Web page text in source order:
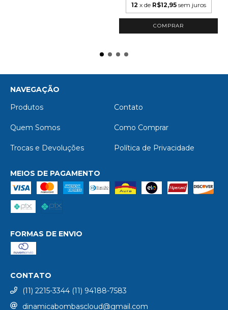
12 x de R$12,95 sem juros
NAVEGAÇÃO
Produtos
Contato
Quem Somos Como Comprar
Trocas e Devoluções Política de Privacidade
MEIOS DE PAGAMENTO
FORMAS DE ENVIO
CONTATO
(11) 2215-3344 (11) 94188-7583
dinamicabombascloud@gmail.com